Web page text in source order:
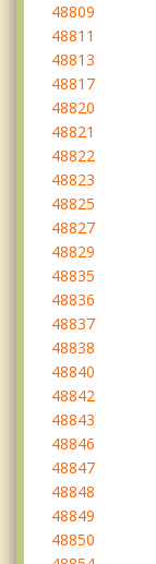
48809
48811
48813
48817
48820
48821
48822
48823
48825
48827
48829
48835
48836
48837
48838
48840
48842
48843
48846
48847
48848
48849
48850